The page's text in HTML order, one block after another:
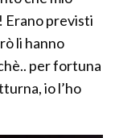
Erano previsti
li hanno
per fortuna
io l’ho